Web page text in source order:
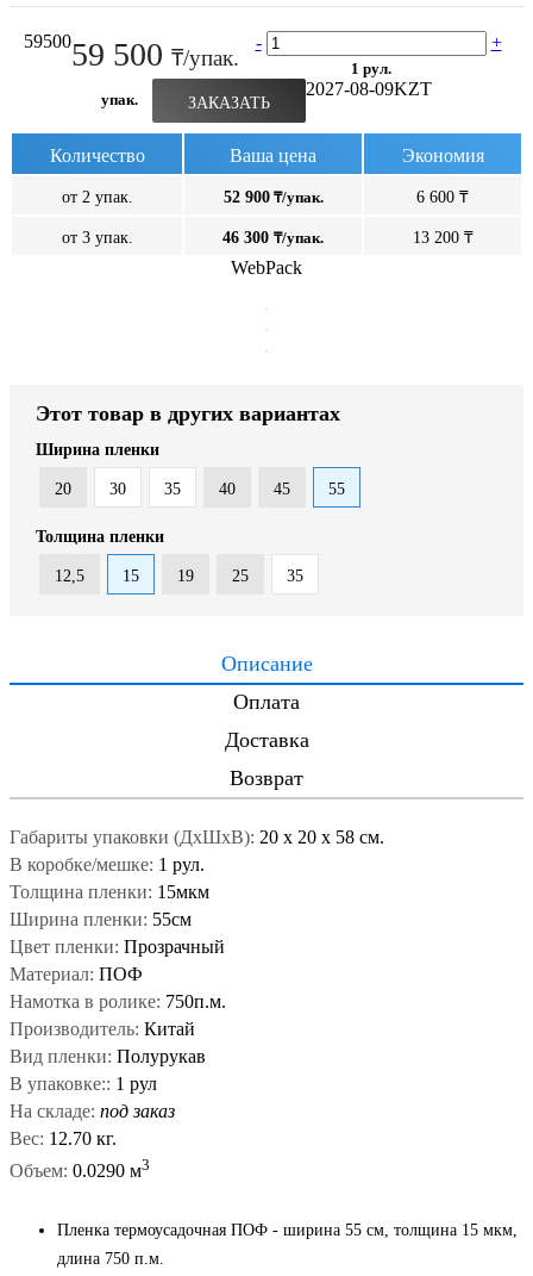
5950059 500 ₸/упак.
- +
1 рул.
упак.
ЗАКАЗАТЬ
2027-08-09KZT
Количество Ваша цена Экономия
от 2 упак. 52 900₸/упак. 6 600 ₸
от 3 упак. 46 300 ₸/упак. 13 200 ₸
WebPack
Этот товар в других вариантах
Ширина пленки
20 30 35 40 45 55
Толщина пленки
12,5 15 19 25 35
Описание
Оплата
Доставка
Возврат
Габариты упаковки (ДxШxВ): 20 x 20 x 58 см.
В коробке/мешке: 1 рул.
Толщина пленки: 15мкм
Ширина пленки: 55см
Цвет пленки: Прозрачный
Материал: ПОФ
Намотка в ролике: 750п.м.
Производитель: Китай
Вид пленки: Полурукав
В упаковке:: 1 рул
На складе: под заказ
Вес: 12.70 кг.
Объем: 0.0290 м3
Пленка термоусадочная ПОФ - ширина 55 см, толщина 15 мкм,
длина 750 п.м.